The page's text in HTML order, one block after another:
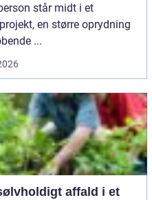
står midt i et
en større oprydning
...
affald i et